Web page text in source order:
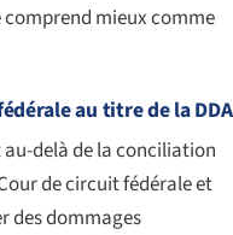
comprend mieux comme
au titre de la DDA
au-delà de la conciliation
de circuit fédérale et
des dommages